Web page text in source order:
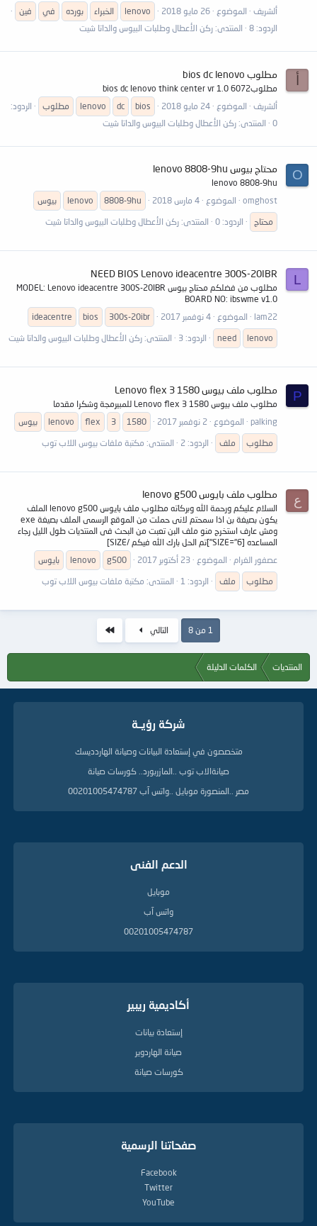
ألشريف
الموضوع 26 مايو 2018 lenovo الخبراء بورده في
فين
الردود: 8
المنتدى: ركن الأعطال وطلبات البيوس والداتا شيت
أ مطلوب bios dc lenovo
مطلوب6072 bios dc lenovo think center vr 1.0
ألشريف
الموضوع 24 مايو 2018 bios
dc
lenovo مطلوب
الردود:
0
المنتدى: ركن الأعطال وطلبات البيوس والداتا شيت
O محتاج بيوس lenovo 8808-9hu
lenovo 8808-9hu
omghost
الموضوع 4 مارس 2018 8808-9hu
lenovo
بيوس
محتاج
الردود: 0 المنتدى: ركن الأعطال وطلبات البيوس والداتا شيت
L
NEED BIOS Lenovo ideacentre 300S-20IBR
مطلوب من فضلكم محتاج بيوس MODEL: Lenovo ideacentre 300S-20IBR
BOARD NO: ibswme v1.0
lam22
الموضوع 4 نوفمبر 2017 300s-20ibr
bios
ideacentre
lenovo
need الردود: 3 المنتدى: ركن الأعطال وطلبات البيوس والداتا شيت
P مطلوب ملف بيوس Lenovo flex 3 1580
مطلوب ملف بيوس Lenovo flex 3 1580 للمبيرمجة وشكرا مقدما
palking
الموضوع 2 نوفمبر 2017 1580
3
flex
lenovo
بيوس
مطلوب
ملف الردود: 2 المنتدى: مكتبة ملفات بيوس اللاب توب
ع مطلوب ملف بايوس lenovo g500
السلام عليكم ورحمة الله وبركاته مطلوب ملف بايوس lenovo g500 الملف
يكون بصيغة بن اذا سمحتم لانى حملت من الموقع الرسمى الملف بصيغة exe
ومش عارف استخرج منو ملف البن تعبت من البحث فى المنتديات طول الليل رجاء
المساعده [SIZE="6"]تم الحل بارك الله فيكم /SIZE]
عصفور الغرام
الموضوع 23 أكتوبر 2017 g500
lenovo
بايوس
مطلوب
ملف الردود: 1 المنتدى: مكتبة ملفات بيوس اللاب توب
1 من 8 التالي
المنتديات الكلمات الدليلة
شركة رؤيــة
متخصصون في إستعادة البيانات وصيانة الهاردديسك
صيانةالاب توب ..المازربورد.. كورسات صيانة
مصر ..المنصورة موبايل ..واتس آب 00201005474787
الدعم الفنى
موبايل
واتس آب
00201005474787
أكاديمية ريبير
إستعادة بيانات
صيانة الهاردوير
كورسات صيانة
صفحاتنا الرسمية
Facebook
Twitter
YouTube